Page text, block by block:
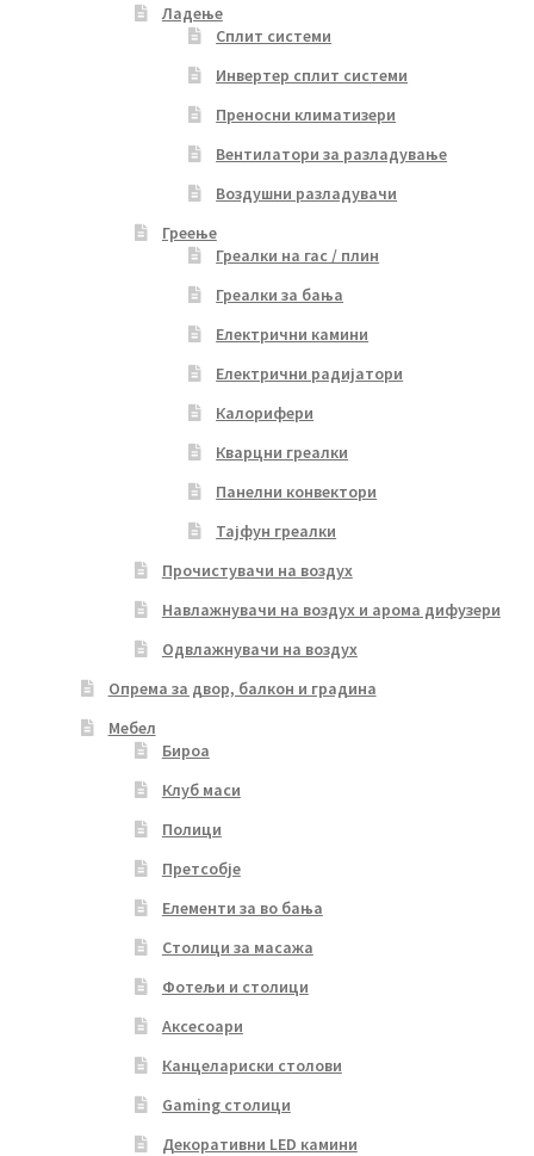
Ладење
Сплит системи
Инвертер сплит системи
Преносни климатизери
Вентилатори за разладување
Воздушни разладувачи
Греење
Греалки на гас / плин
Греалки за бања
Електрични камини
Електрични радијатори
Калорифери
Кварцни греалки
Панелни конвектори
Тајфун греалки
Прочистувачи на воздух
Навлажнувачи на воздух и арома дифузери
Одвлажнувачи на воздух
Опрема за двор, балкон и градина
Мебел
Бироа
Клуб маси
Полици
Претсобје
Елементи за во бања
Столици за масажа
Фотељи и столици
Аксесоари
Канцелариски столови
Gaming столици
Декоративни LED камини